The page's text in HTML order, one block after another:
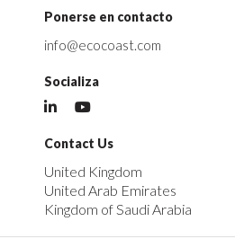
Ponerse en contacto
info@ecocoast.com
Socializa
Contact Us
United Kingdom
United Arab Emirates
Kingdom of Saudi Arabia